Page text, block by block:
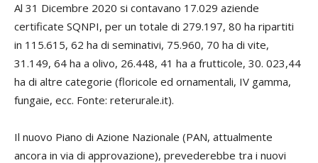
Al 31 Dicembre 2020 si contavano 17.029 aziende
certificate SQNPI, per un totale di 279.197, 80 ha ripartiti
in 115.615, 62 ha di seminativi, 75.960, 70 ha di vite,
31.149, 64 ha a olivo, 26.448, 41 ha a frutticole, 30. 023,44
ha di altre categorie (floricole ed ornamentali, IV gamma,
fungaie, ecc. Fonte: reterurale.it).
Il nuovo Piano di Azione Nazionale (PAN, attualmente
ancora in via di approvazione), prevederebbe tra i nuovi